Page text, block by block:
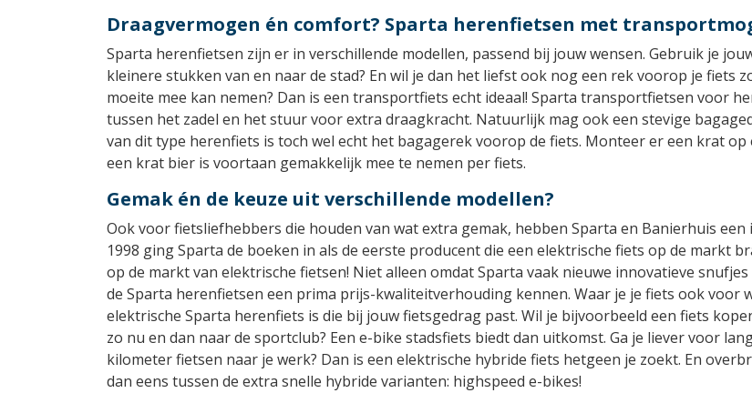
Draagvermogen én comfort? Sparta herenfietsen met
Sparta herenfietsen zijn er in verschillende modellen, passend bij jouw wensen. Gebruik je
kleinere stukken van en naar de stad? En wil je dan het liefst ook nog een rek voorop je fiets
moeite mee kan nemen? Dan is een transportfiets echt ideaal! Sparta transportfietsen voor
tussen het zadel en het stuur voor extra draagkracht. Natuurlijk mag ook een stevige
van dit type herenfiets is toch wel echt het bagagerek voorop de fiets. Monteer er een krat
een krat bier is voortaan gemakkelijk mee te nemen per fiets.
Gemak én de keuze uit verschillende modellen?
Ook voor fietsliefhebbers die houden van wat extra gemak, hebben Sparta en Banierhuis
1998 ging Sparta de boeken in als de eerste producent die een elektrische fiets op de markt
op de markt van elektrische fietsen! Niet alleen omdat Sparta vaak nieuwe innovatieve
de Sparta herenfietsen een prima prijs-kwaliteitverhouding kennen. Waar je je fiets ook voor
elektrische Sparta herenfiets is die bij jouw fietsgedrag past. Wil je bijvoorbeeld een fiets
zo nu en dan naar de sportclub? Een e-bike stadsfiets biedt dan uitkomst. Ga je liever voor
kilometer fietsen naar je werk? Dan is een elektrische hybride fiets hetgeen je zoekt. En
dan eens tussen de extra snelle hybride varianten: highspeed e-bikes!